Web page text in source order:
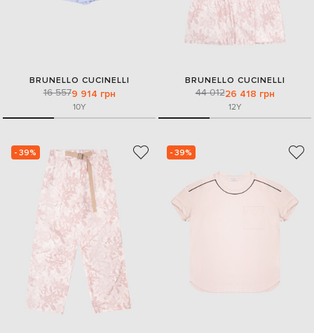
BRUNELLO CUCINELLI
16 5579 914 грн
10Y
BRUNELLO CUCINELLI
44 01226 418 грн
12Y
- 39% - 39%